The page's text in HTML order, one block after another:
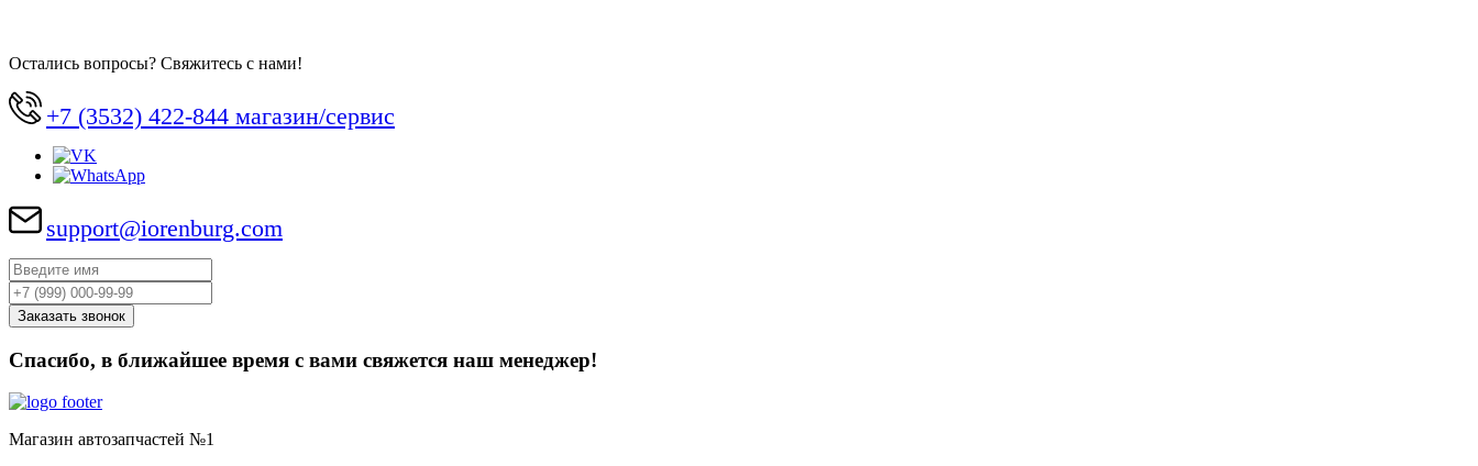
Остались вопросы? Свяжитесь с нами!
+7 (3532) 422-844 магазин/сервис
support@iorenburg.com
Спасибо, в ближайшее время с вами свяжется наш менеджер!
Магазин автозапчастей №1